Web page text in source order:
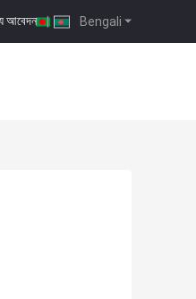
Bengali
আবেদন |